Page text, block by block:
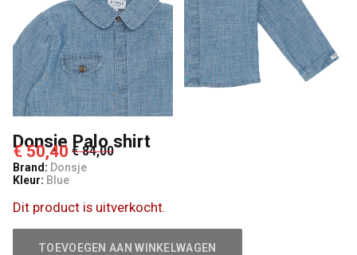
Donsje Palo shirt
€ 50,40 € 84,00
Brand: Donsje
Kleur: Blue
Dit product is uitverkocht.
TOEVOEGEN AAN WINKELWAGEN